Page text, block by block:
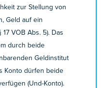
zur Stellung von
Geld auf ein
VOB Abs. 5). Das
durch beide
Geldinstitut
Konto dürfen beide
(Und-Konto).